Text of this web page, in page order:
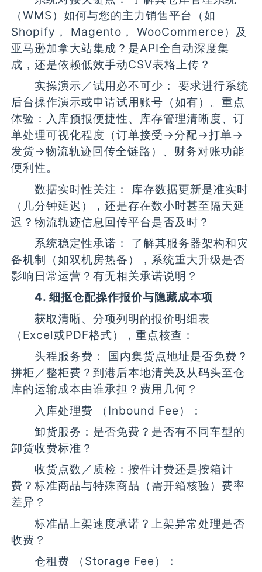
（WMS）如何与您的主力销售平台（如
Shopify， Magento， WooCommerce）及
亚马逊加拿大站集成？是API全自动深度集
成，还是依赖低效手动CSV表格上传？
实操演示／试用必不可少： 要求进行系统
后台操作演示或申请试用账号（如有）。重点
体验：入库预报便捷性、库存管理清晰度、订
单处理可视化程度（订单接受→分配→打单→
发货→物流轨迹回传全链路）、财务对账功能
便利性。
数据实时性关注： 库存数据更新是准实时
（几分钟延迟），还是存在数小时甚至隔天延
迟？物流轨迹信息回传平台是否及时？
系统稳定性承诺： 了解其服务器架构和灾
备机制（如双机房热备），系统重大升级是否
影响日常运营？有无相关承诺说明？
4. 细抠仓配操作报价与隐藏成本项
获取清晰、分项列明的报价明细表
（Excel或PDF格式），重点核查：
头程服务费： 国内集货点地址是否免费？
拼柜／整柜费？到港后本地清关及从码头至仓
库的运输成本由谁承担？费用几何？
入库处理费 （Inbound Fee）：
卸货服务：是否免费？是否有不同车型的
卸货收费标准？
收货点数／质检：按件计费还是按箱计
费？标准商品与特殊商品（需开箱核验）费率
差异？
标准品上架速度承诺？上架异常处理是否
收费？
仓租费 （Storage Fee）：